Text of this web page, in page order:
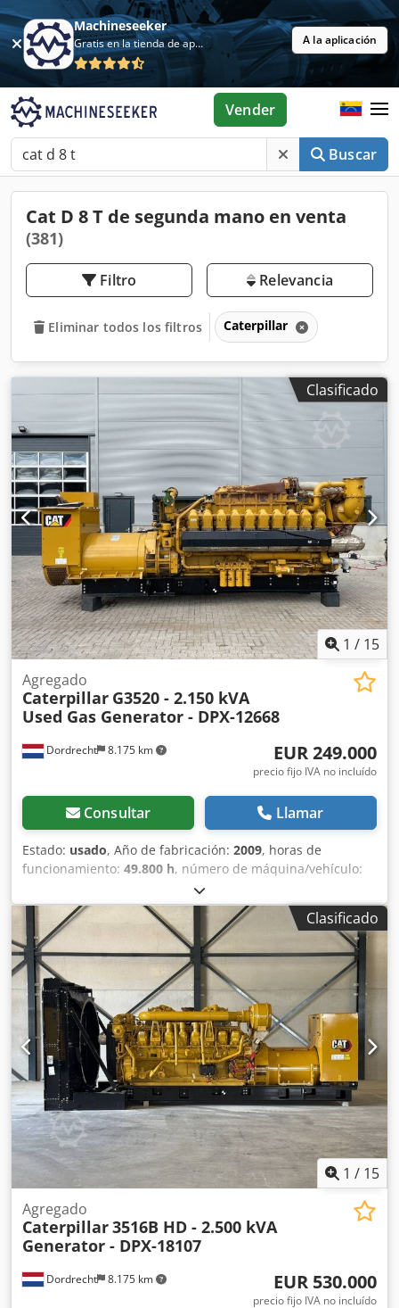
Machineseeker
Gratis en la tienda de aplicaciones A la aplicación
Buscar
Vender
Cat D 8 T de segunda mano en venta
(381)
Filtro Relevancia
Eliminar todos los filtros Caterpillar
Clasificado
1 / 15
Dordrecht 8.175 km
Agregado
Caterpillar G3520 - 2.150 kVA
Used Gas Generator - DPX-12668
EUR 249.000
precio fijo IVA no incluído
Consultar Llamar
Estado: usado, Año de fabricación: 2009, horas de
funcionamiento: 49.800 h, número de máquina/vehículo:
, tipo de combustible:
de motores:Caterpillar G3520C, Uso previsto: construcción
Peso en vacío: 17 500 kg Potencia del generador: 2150 kVA
Dedpfxjzpdn Ie Aqrsck Dimensiones de la zona de carga: 7
x 2 x 27 cm Póngase en contacto con el equipo de DPX para
obtener más información. = Opciones y accesorios
adicionales = - Panel de control
Clasificado
1 / 15
Dordrecht 8.175 km
Agregado
Caterpillar3516B HD - 2.500 kVA
Generator - DPX-18107
EUR 530.000
precio fijo IVA no incluído